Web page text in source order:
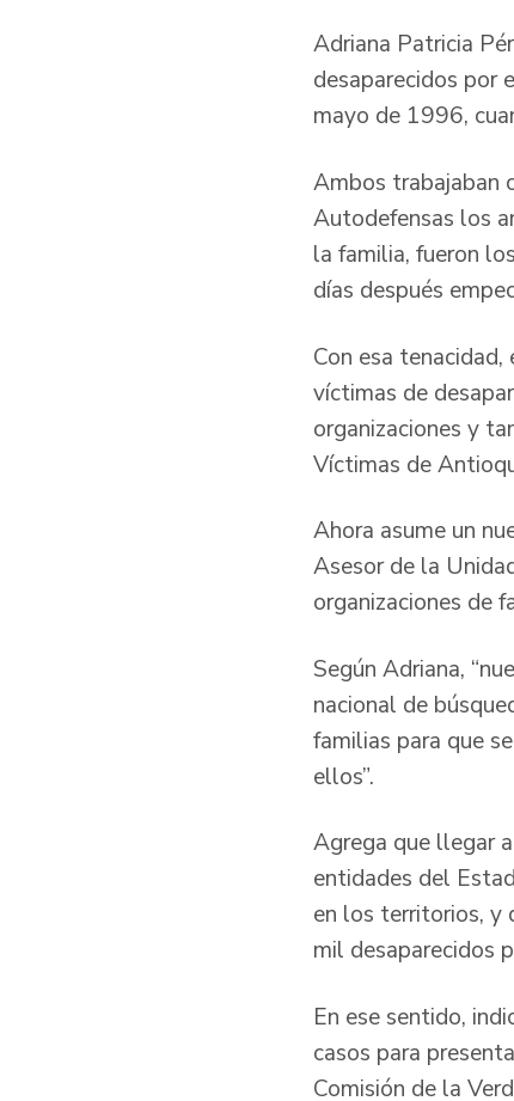
Adriana Patricia
desaparecidos por
mayo de 1996,
Ambos trabajaban
Autodefensas los
la familia, fueron
días después
Con esa
víctimas de
organizaciones y
Víctimas de
Ahora asume un
Asesor de la
organizaciones de
Según Adriana,
nacional de
familias para que
ellos”.
Agrega que llegar
entidades del
en los territorios, y
mil desaparecidos
En ese sentido,
casos para
Comisión de la